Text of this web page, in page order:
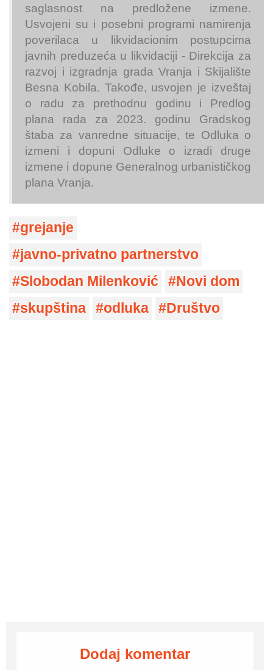
saglasnost na predložene izmene.
Usvojeni su i posebni programi namirenja
poverilaca u likvidacionim postupcima
javnih preduzeća u likvidaciji - Direkcija za
razvoj i izgradnja grada Vranja i Skijalište
Besna Kobila. Takođe, usvojen je izveštaj
o radu za prethodnu godinu i Predlog
plana rada za 2023. godinu Gradskog
štaba za vanredne situacije, te Odluka o
izmeni i dopuni Odluke o izradi druge
izmene i dopune Generalnog urbanističkog
plana Vranja.
grejanje
javno-privatno partnerstvo
Slobodan Milenković
Novi dom
skupština
odluka Društvo
Dodaj komentar